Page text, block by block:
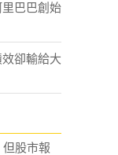
巴巴創始
卻輸給大
股市報